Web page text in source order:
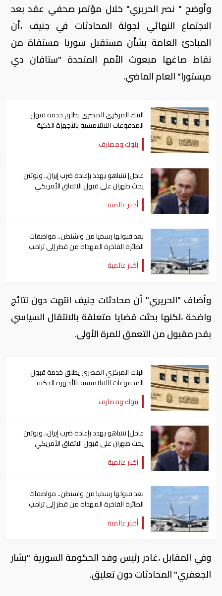
وأوضح " نصر الحريري" خلال مؤتمر صحفي عقد بعد
الاجتماع النهائي لجولة المحادثات في جنيف ،أن
المبادئ العامة بشأن مستقبل سوريا مستقاة من
نقاط صاغها مبعوث الأمم المتحدة "ستافان دي
ميستورا" العام الماضي.
البنك المركزي المصري يطلق خدمة قبول
المدفوعات اللاتلامسية بالأجهزة الذكية
بنوك ومصارف
عاجل| نتنياهو يهدد بإعادة ضرب إيران.. وبوتين
يحث طهران على قبول الاتفاق الأمريكي
أخبار عالمية
بعد قبولها رسميا من واشنطن.. مواصفات
الطائرة الفاخرة المهداة من قطر إلى ترامب
أخبار عالمية
وأضاف "الحريري" أن محادثات جنيف انتهت دون نتائج
واضحة ،لكنها بحثت قضايا متعلقة بالانتقال السياسي
بقدر مقبول من التعمق للمرة الأولى.
البنك المركزي المصري يطلق خدمة قبول
المدفوعات اللاتلامسية بالأجهزة الذكية
بنوك ومصارف
عاجل| نتنياهو يهدد بإعادة ضرب إيران.. وبوتين
يحث طهران على قبول الاتفاق الأمريكي
أخبار عالمية
بعد قبولها رسميا من واشنطن.. مواصفات
الطائرة الفاخرة المهداة من قطر إلى ترامب
أخبار عالمية
وفي المقابل ،غادر رئيس وفد الحكومة السورية "بشار
الجعفري" المحادثات دون تعليق.